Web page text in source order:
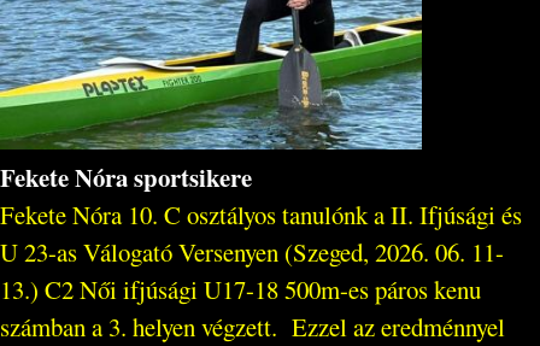
Fekete Nóra sportsikere
Fekete Nóra 10. C osztályos tanulónk a II. Ifjúsági és
U 23-as Válogató Versenyen (Szeged, 2026. 06. 11-
13.) C2 Női ifjúsági U17-18 500m-es páros kenu
számban a 3. helyen végzett. Ezzel az eredménnyel